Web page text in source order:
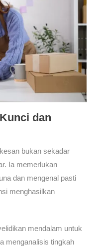
dan
bukan sekadar
Ia memerlukan
dan mengenal pasti
menghasilkan
mendalam untuk
menganalisis tingkah